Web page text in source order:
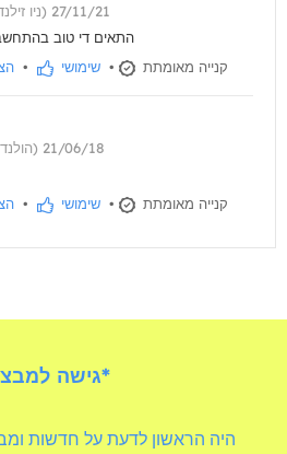
Wanaka (ניו זילנד) 27/11/21
התאים די טוב
• שימושי • קנייה מאומתת
Naarden (הולנד) 21/06/18
• שימושי • קנייה מאומתת
גישה למבצעים בלעדיים*
היה הראשון לדעת על חדשות